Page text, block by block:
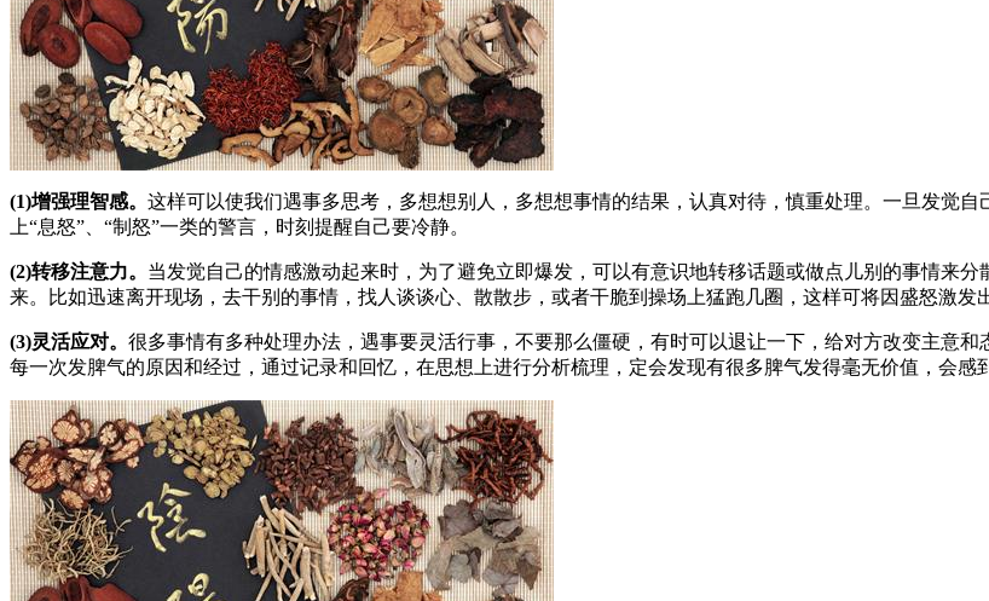
(1)增强理智感。 这样可以使我们遇事多思考，多想想别人，多想想事情的结果，认真对待，慎重处理。一旦发觉
上“息怒”、“制怒”一类的警言，时刻提醒自己要冷静。
(2)转移注意力。 当发觉自己的情感激动起来时，为了避免立即爆发，可以有意识地转移话题或做点儿别的事情来
来。比如迅速离开现场，去干别的事情，找人谈谈心、散散步，或者干脆到操场上猛跑几圈，这样可将因盛怒激发
(3)灵活应对。 很多事情有多种处理办法，遇事要灵活行事，不要那么僵硬，有时可以退让一下，给对方改变主意
每一次发脾气的原因和经过，通过记录和回忆，在思想上进行分析梳理，定会发现有很多脾气发得毫无价值，会感